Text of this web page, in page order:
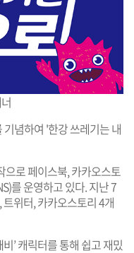
념하여 '한강 쓰레기는 내
으로 페이스북, 카카오스토
를 운영하고 있다. 지난 7
위터, 카카오스토리 4개
’ 캐릭터를 통해 쉽고 재밌